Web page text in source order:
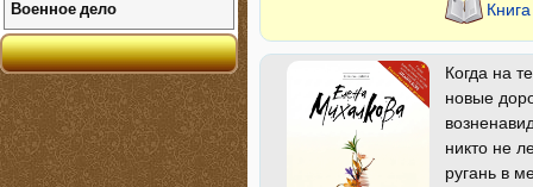
Когда на
новые
никто не
ругань в
Военное дело